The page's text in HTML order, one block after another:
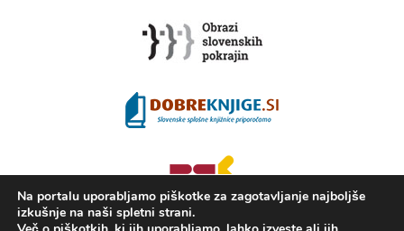
Na portalu uporabljamo piškotke za zagotavljanje najboljše
izkušnje na naši spletni strani.